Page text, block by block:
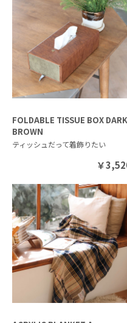
FOLDABLE TISSUE BOX DARK
BROWN
ティッシュだって着飾りたい
￥